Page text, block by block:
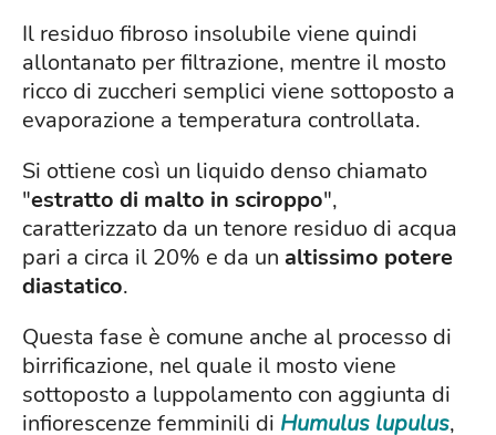
Il residuo fibroso insolubile viene quindi
allontanato per filtrazione, mentre il mosto
ricco di zuccheri semplici viene sottoposto a
evaporazione a temperatura controllata.
Si ottiene così un liquido denso chiamato
"estratto di malto in sciroppo",
caratterizzato da un tenore residuo di acqua
pari a circa il 20% e da un altissimo potere
diastatico.
Questa fase è comune anche al processo di
birrificazione, nel quale il mosto viene
sottoposto a luppolamento con aggiunta di
infiorescenze femminili di Humulus lupulus,